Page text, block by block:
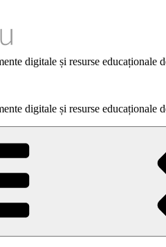
digitale și resurse educaționale
digitale și resurse educaționale